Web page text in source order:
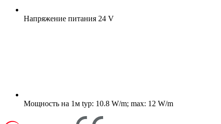
Напряжение питания 24 V
Мощность на 1м typ: 10.8 W/m; max: 12 W/m